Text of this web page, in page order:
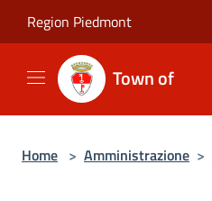
Region Piedmont
Town of
Home > Amministrazione >